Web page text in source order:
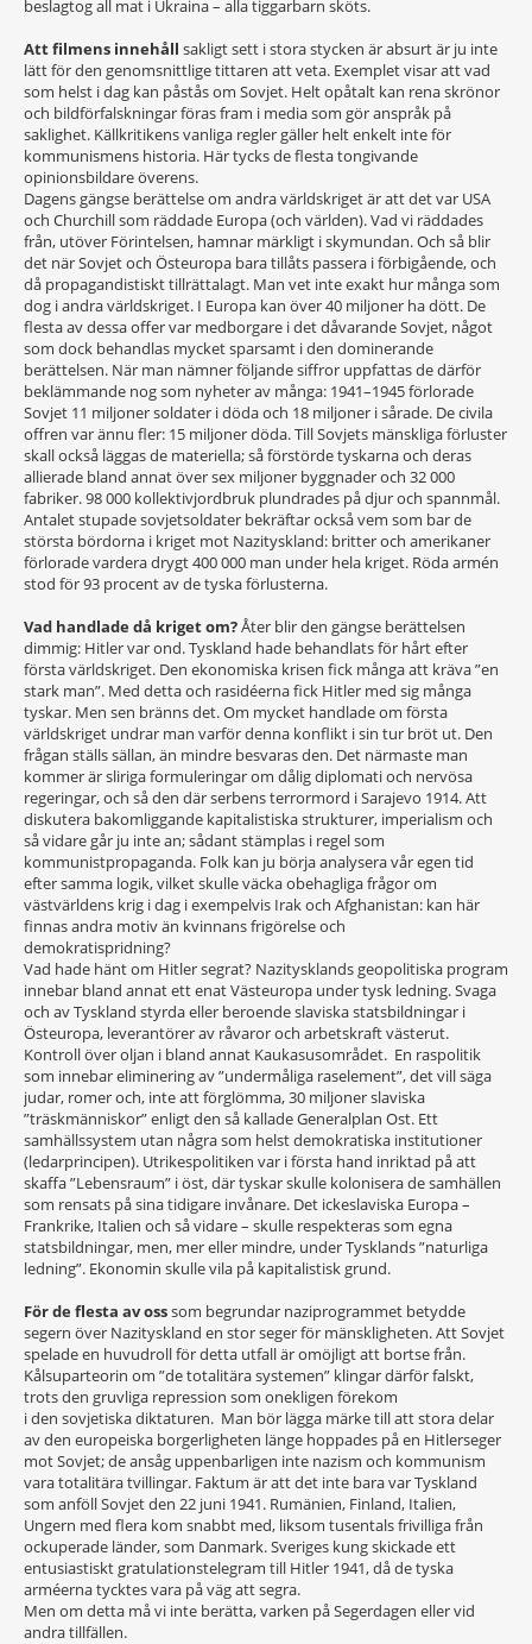
beslagtog all mat i Ukraina – alla tiggarbarn sköts.
Att filmens innehåll sakligt sett i stora stycken är absurt är ju inte
lätt för den genomsnittlige tittaren att veta. Exemplet visar att vad
som helst i dag kan påstås om Sovjet. Helt opåtalt kan rena skrönor
och bildförfalskningar föras fram i media som gör anspråk på
saklighet. Källkritikens vanliga regler gäller helt enkelt inte för
kommunismens historia. Här tycks de flesta tongivande
opinionsbildare överens.
Dagens gängse berättelse om andra världskriget är att det var USA
och Churchill som räddade Europa (och världen). Vad vi räddades
från, utöver Förintelsen, hamnar märkligt i skymundan. Och så blir
det när Sovjet och Östeuropa bara tillåts passera i förbigående, och
då propagandistiskt tillrättalagt. Man vet inte exakt hur många som
dog i andra världskriget. I Europa kan över 40 miljoner ha dött. De
flesta av dessa offer var medborgare i det dåvarande Sovjet, något
som dock behandlas mycket sparsamt i den dominerande
berättelsen. När man nämner följande siffror uppfattas de därför
beklämmande nog som nyheter av många: 1941–1945 förlorade
Sovjet 11 miljoner soldater i döda och 18 miljoner i sårade. De civila
offren var ännu fler: 15 miljoner döda. Till Sovjets mänskliga förluster
skall också läggas de materiella; så förstörde tyskarna och deras
allierade bland annat över sex miljoner byggnader och 32 000
fabriker. 98 000 kollektivjordbruk plundrades på djur och spannmål.
Antalet stupade sovjetsoldater bekräftar också vem som bar de
största bördorna i kriget mot Nazityskland: britter och amerikaner
förlorade vardera drygt 400 000 man under hela kriget. Röda armén
stod för 93 procent av de tyska förlusterna.
Vad handlade då kriget om?Åter blir den gängse berättelsen
dimmig: Hitler var ond. Tyskland hade behandlats för hårt efter
första världskriget. Den ekonomiska krisen fick många att kräva ”en
stark man”. Med detta och rasidéerna fick Hitler med sig många
tyskar. Men sen bränns det. Om mycket handlade om första
världskriget undrar man varför denna konflikt i sin tur bröt ut. Den
frågan ställs sällan, än mindre besvaras den. Det närmaste man
kommer är sliriga formuleringar om dålig diplomati och nervösa
regeringar, och så den där serbens terrormord i Sarajevo 1914. Att
diskutera bakomliggande kapitalistiska strukturer, imperialism och
så vidare går ju inte an; sådant stämplas i regel som
kommunistpropaganda. Folk kan ju börja analysera vår egen tid
efter samma logik, vilket skulle väcka obehagliga frågor om
västvärldens krig i dag i exempelvis Irak och Afghanistan: kan här
finnas andra motiv än kvinnans frigörelse och
demokratispridning?
Vad hade hänt om Hitler segrat? Nazitysklands geopolitiska program
innebar bland annat ett enat Västeuropa under tysk ledning. Svaga
och av Tyskland styrda eller beroende slaviska statsbildningar i
Östeuropa, leverantörer av råvaror och arbetskraft västerut.
Kontroll över oljan i bland annat Kaukasusområdet. En raspolitik
som innebar eliminering av ”undermåliga raselement”, det vill säga
judar, romer och, inte att förglömma, 30 miljoner slaviska
”träskmänniskor” enligt den så kallade Generalplan Ost. Ett
samhällssystem utan några som helst demokratiska institutioner
(ledarprincipen). Utrikespolitiken var i första hand inriktad på att
skaffa ”Lebensraum” i öst, där tyskar skulle kolonisera de samhällen
som rensats på sina tidigare invånare. Det ickeslaviska Europa –
Frankrike, Italien och så vidare – skulle respekteras som egna
statsbildningar, men, mer eller mindre, under Tysklands ”naturliga
ledning”. Ekonomin skulle vila på kapitalistisk grund.
För de flesta av osssom begrundar naziprogrammet betydde
segern över Nazityskland en stor seger för mänskligheten. Att Sovjet
spelade en huvudroll för detta utfall är omöjligt att bortse från.
Kålsuparteorin om ”de totalitära systemen” klingar därför falskt,
trots den gruvliga repression som onekligen förekom
i den sovjetiska diktaturen. Man bör lägga märke till att stora delar
av den europeiska borgerligheten länge hoppades på en Hitlerseger
mot Sovjet; de ansåg uppenbarligen inte nazism och kommunism
vara totalitära tvillingar. Faktum är att det inte bara var Tyskland
som anföll Sovjet den 22 juni 1941. Rumänien, Finland, Italien,
Ungern med flera kom snabbt med, liksom tusentals frivilliga från
ockuperade länder, som Danmark. Sveriges kung skickade ett
entusiastiskt gratulationstelegram till Hitler 1941, då de tyska
arméerna tycktes vara på väg att segra.
Men om detta må vi inte berätta, varken på Segerdagen eller vid
andra tillfällen.